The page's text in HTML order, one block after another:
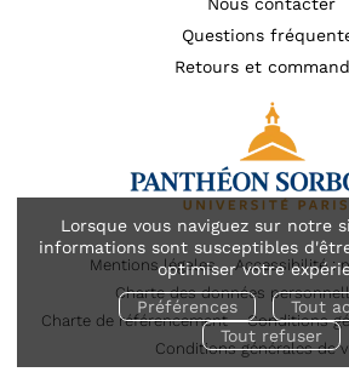
Lorsque vous naviguez sur notre
informations sont susceptibles
optimiser votre
Préférences
Tout
Tout refuser
Questions
Retours et
Mentions légales
Accessibilité :
Charte des données
Charte de référencement
Conditions
Conditions générales de